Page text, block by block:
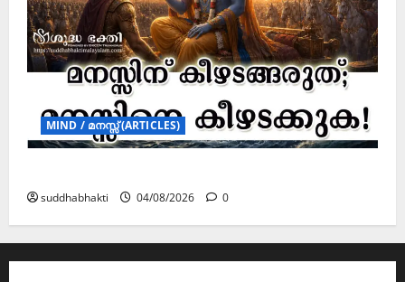
MIND / മനസ്സ് (ARTICLES)
suddhabhakti 04/08/2026 0